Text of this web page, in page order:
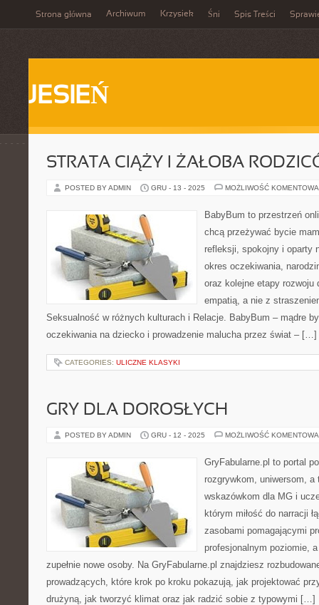
Strona główna Archiwum Krzysiek Śni Spis Treści
JESIEŃ
STRATA CIĄŻY I ŻAŁOBA
POSTED BY ADMIN GRU - 13 - 2025 MOŻLIWOŚĆ
BabyBum to przestrzeń
chcą przeżywać bycie
refleksji, spokojny i oparty
okres oczekiwania,
oraz kolejne etapy rozwoju
empatią, a nie z
Seksualność w różnych kulturach i Relacje. BabyBum – mądre
oczekiwania na dziecko i prowadzenie malucha przez świat – […]
CATEGORIES: ULICZNE KLASYKI
GRY DLA DOROSŁYCH
POSTED BY ADMIN GRU - 12 - 2025 MOŻLIWOŚĆ
GryFabularne.pl to portal
rozgrywkom, uniwersom,
wskazówkom dla MG i
którym miłość do narracji
zasobami pomagającymi
profesjonalnym poziomie,
zupełnie nowe osoby. Na GryFabularne.pl znajdziesz
prowadzących, które krok po kroku pokazują, jak projektować
drużyną, jak tworzyć klimat oraz jak radzić sobie z typowymi […]